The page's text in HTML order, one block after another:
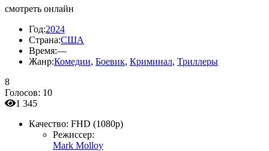
смотреть онлайн
Год:2024
Страна:США
Время:—
Жанр:Комедии, Боевик, Криминал, Триллеры
8
Голосов: 10
1 345
Качество: FHD (1080p)
Режиссер:
Mark Molloy